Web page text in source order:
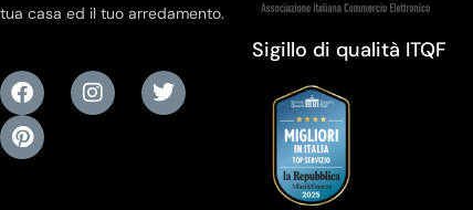
tua casa ed il tuo arredamento.
Sigillo di qualità ITQF